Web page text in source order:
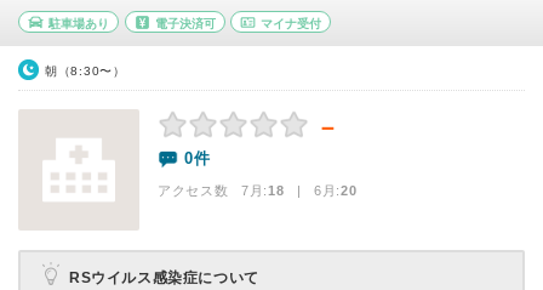
駐車場あり 電子決済可 マイナ受付
朝（8:30〜）
－
0件
アクセス数 7月:18 | 6月:20
RSウイルス感染症について